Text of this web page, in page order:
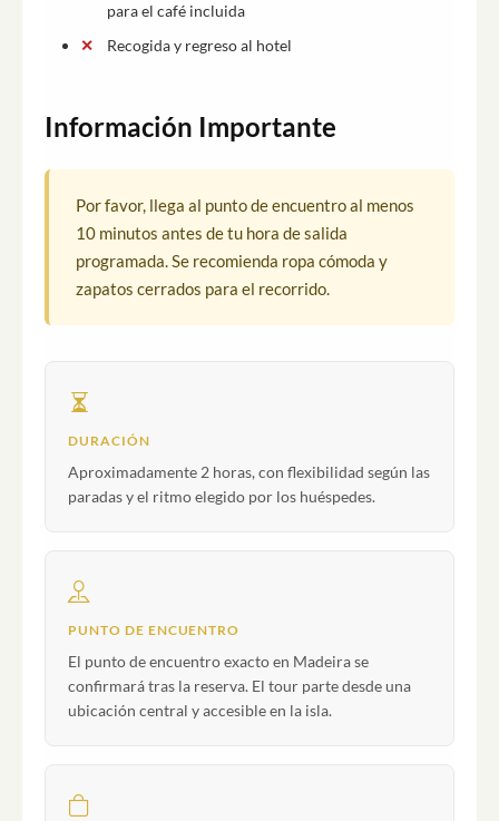
para el café incluida
Recogida y regreso al hotel
Información Importante
Por favor, llega al punto de encuentro al menos
10 minutos antes de tu hora de salida
programada. Se recomienda ropa cómoda y
zapatos cerrados para el recorrido.
DURACIÓN
Aproximadamente 2 horas, con flexibilidad según las
paradas y el ritmo elegido por los huéspedes.
PUNTO DE ENCUENTRO
El punto de encuentro exacto en Madeira se
confirmará tras la reserva. El tour parte desde una
ubicación central y accesible en la isla.